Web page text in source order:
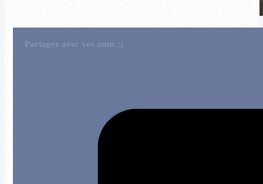
Partagez avec vos amis :)